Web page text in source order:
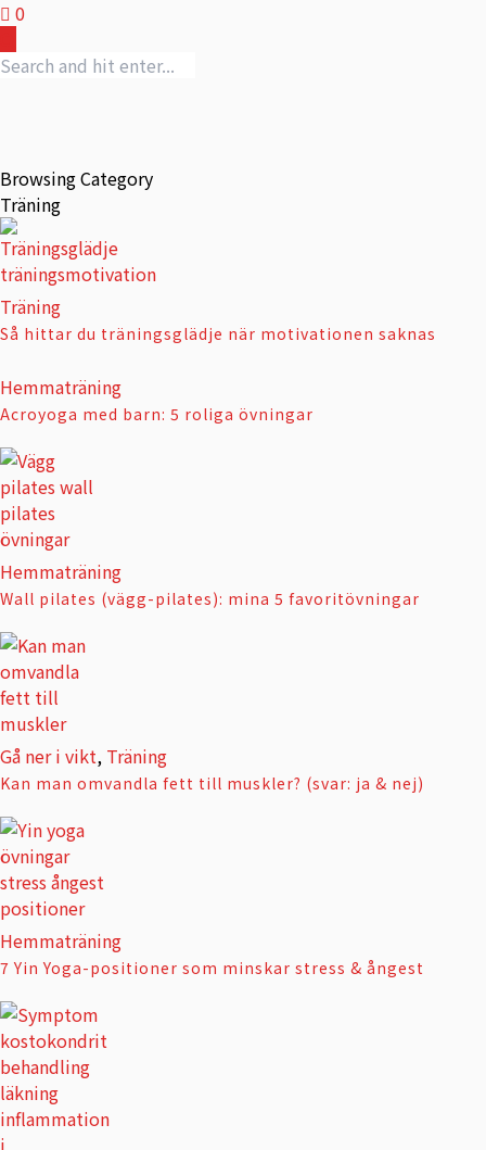
0
Browsing Category
Träning
Träning
Så hittar du träningsglädje när motivationen saknas
Hemmaträning
Acroyoga med barn: 5 roliga övningar
Hemmaträning
Wall pilates (vägg-pilates): mina 5 favoritövningar
Gå ner i vikt, Träning
Kan man omvandla fett till muskler? (svar: ja & nej)
Hemmaträning
7 Yin Yoga-positioner som minskar stress & ångest